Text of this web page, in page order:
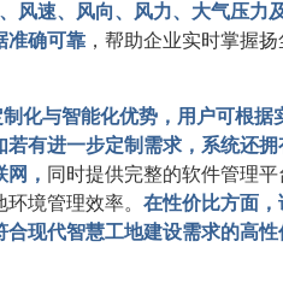
风速、风向、风力、大气压
准确可靠，帮助企业实时掌握
化与智能化优势，用户可根据
有进一步定制需求，系统还
， 同时提供完整的软件管理
境管理效率。 在性价比方面，
现代智慧工地建设需求的高性